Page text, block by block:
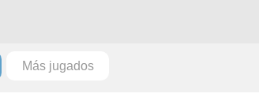
Más jugados